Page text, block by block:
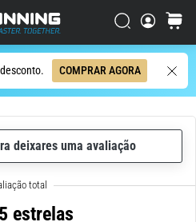
COMPRAR AGORA
Procurar
cesto
Procurar
deixares uma avaliação
estrelas